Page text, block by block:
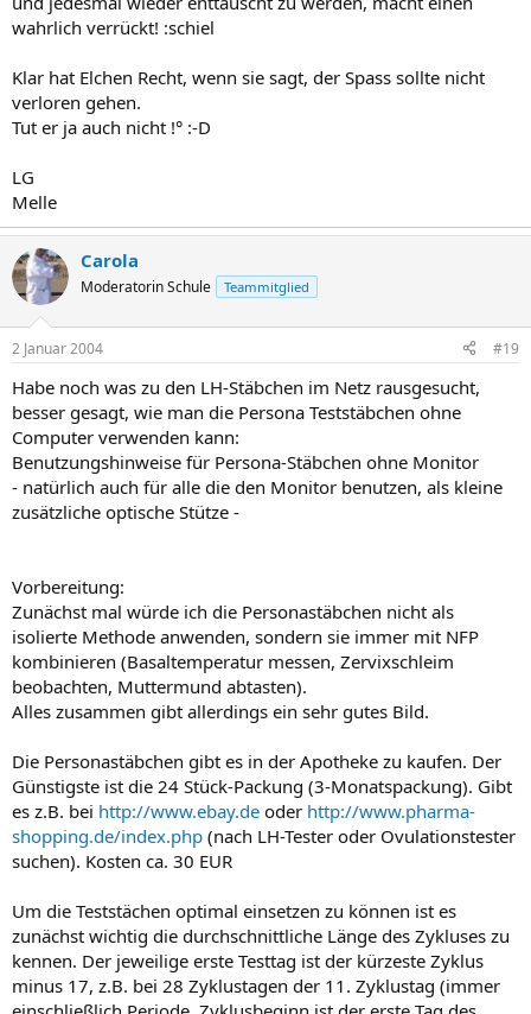
wahrlich verrückt! :schiel
Klar hat Elchen Recht, wenn sie sagt, der Spass sollte nicht
verloren gehen.
Tut er ja auch nicht !° :-D
LG
Melle
Carola
Moderatorin Schule Teammitglied
2 Januar 2004 #19
Habe noch was zu den LH-Stäbchen im Netz rausgesucht,
besser gesagt, wie man die Persona Teststäbchen ohne
Computer verwenden kann:
Benutzungshinweise für Persona-Stäbchen ohne Monitor
- natürlich auch für alle die den Monitor benutzen, als kleine
zusätzliche optische Stütze -
Vorbereitung:
Zunächst mal würde ich die Personastäbchen nicht als
isolierte Methode anwenden, sondern sie immer mit NFP
kombinieren (Basaltemperatur messen, Zervixschleim
beobachten, Muttermund abtasten).
Alles zusammen gibt allerdings ein sehr gutes Bild.
Die Personastäbchen gibt es in der Apotheke zu kaufen. Der
Günstigste ist die 24 Stück-Packung (3-Monatspackung). Gibt
es z.B. bei http://www.ebay.de oder http://www.pharma-
shopping.de/index.php (nach LH-Tester oder Ovulationstester
suchen). Kosten ca. 30 EUR
Um die Teststächen optimal einsetzen zu können ist es
zunächst wichtig die durchschnittliche Länge des Zykluses zu
kennen. Der jeweilige erste Testtag ist der kürzeste Zyklus
minus 17, z.B. bei 28 Zyklustagen der 11. Zyklustag (immer